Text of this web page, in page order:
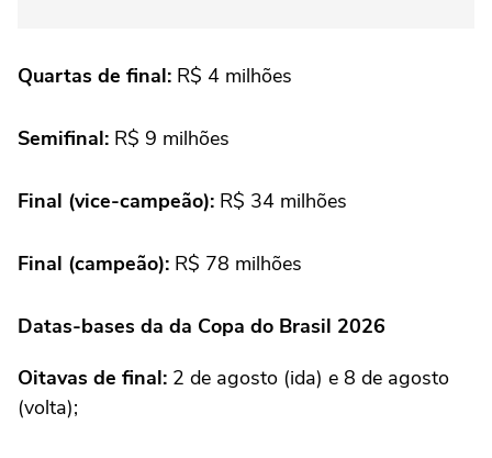
Quartas de final: R$ 4 milhões
Semifinal: R$ 9 milhões
Final (vice-campeão): R$ 34 milhões
Final (campeão): R$ 78 milhões
Datas-bases da da Copa do Brasil 2026
Oitavas de final: 2 de agosto (ida) e 8 de agosto
(volta);